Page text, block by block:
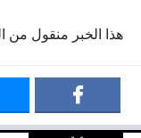
هذا الخبر منقول من